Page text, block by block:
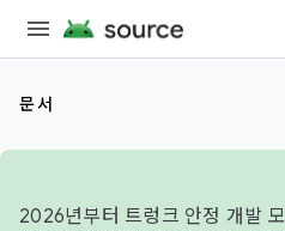
문서
2026년부터 트렁크 안정 개발